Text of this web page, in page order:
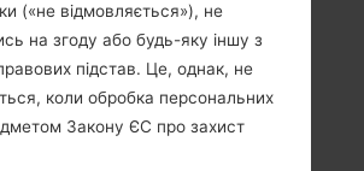
Ні
microUSB 2.0
Wi-Fi802.11b/g/n, DLNA,
hotspot
(«не відмовляється»), не
на згоду або будь-яку іншу з
підстав. Це, однак, не
коли обробка персональних
Закону ЄС про захист